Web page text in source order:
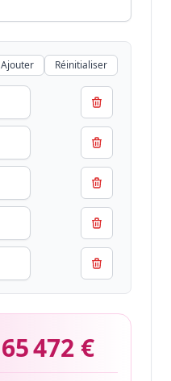
Ajouter Réinitialiser
65 472 €